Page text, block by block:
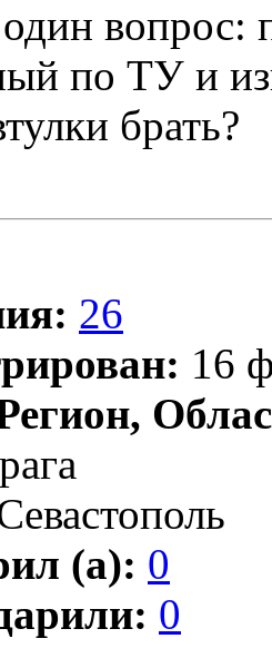
по ТУ и
брать?
26
16
(а): 0
0